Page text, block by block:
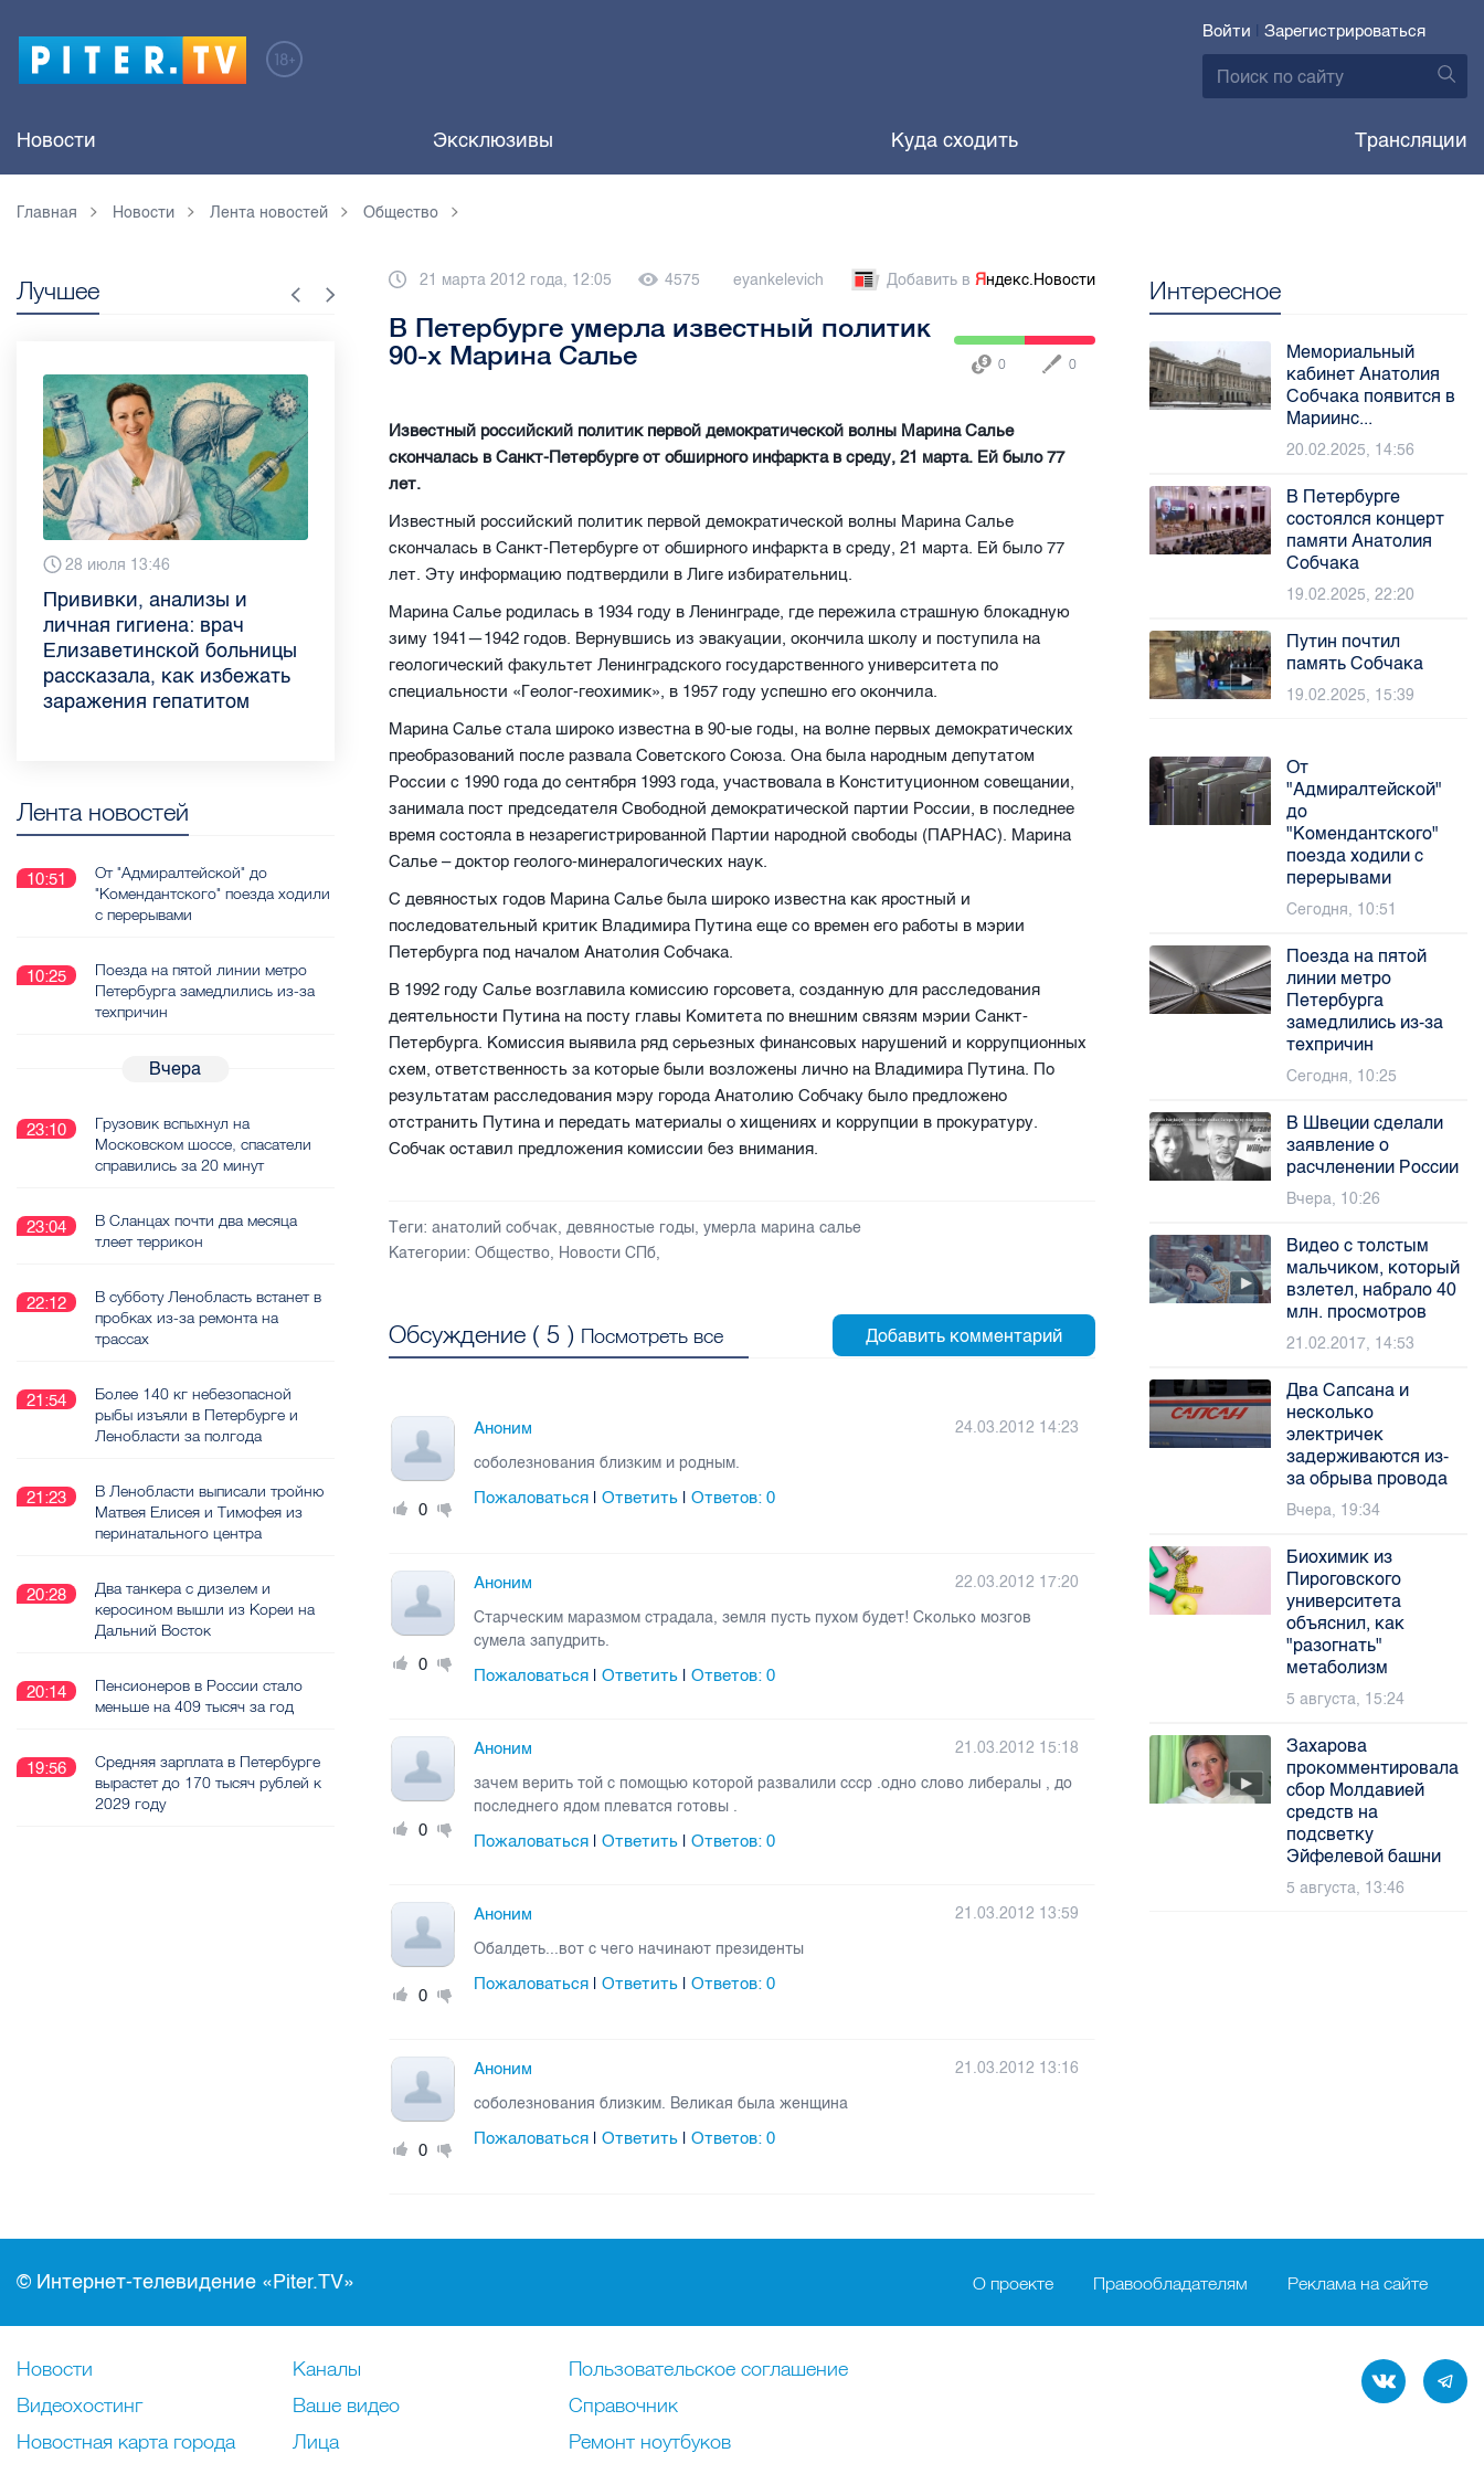
Войти | Зарегистрироваться
Новости Эксклюзивы Куда сходить Трансляции
Главная Новости Лента новостей Общество
21 марта 2012 года, 12:05 4575 eyankelevich Добавить в Яндекс.Новости
В Петербурге умерла известный политик
90-х Марина Салье
0 0
Известный российский политик первой демократической волны Марина Салье
скончалась в Санкт-Петербурге от обширного инфаркта в среду, 21 марта. Ей было 77
лет.
Известный российский политик первой демократической волны Марина Салье
скончалась в Санкт-Петербурге от обширного инфаркта в среду, 21 марта. Ей было 77
лет. Эту информацию подтвердили в Лиге избирательниц.
Марина Салье родилась в 1934 году в Ленинграде, где пережила страшную блокадную
зиму 1941—1942 годов. Вернувшись из эвакуации, окончила школу и поступила на
геологический факультет Ленинградского государственного университета по
специальности «Геолог-геохимик», в 1957 году успешно его окончила.
Марина Салье стала широко известна в 90-ые годы, на волне первых демократических
преобразований после развала Советского Союза. Она была народным депутатом
России с 1990 года до сентября 1993 года, участвовала в Конституционном совещании,
занимала пост председателя Свободной демократической партии России, в последнее
время состояла в незарегистрированной Партии народной свободы (ПАРНАС). Марина
Салье – доктор геолого-минералогических наук.
С девяностых годов Марина Салье была широко известна как яростный и
последовательный критик Владимира Путина еще со времен его работы в мэрии
Петербурга под началом Анатолия Собчака.
В 1992 году Салье возглавила комиссию горсовета, созданную для расследования
деятельности Путина на посту главы Комитета по внешним связям мэрии Санкт-
Петербурга. Комиссия выявила ряд серьезных финансовых нарушений и коррупционных
схем, ответственность за которые были возложены лично на Владимира Путина. По
результатам расследования мэру города Анатолию Собчаку было предложено
отстранить Путина и передать материалы о хищениях и коррупции в прокуратуру.
Собчак оставил предложения комиссии без внимания.
Теги: анатолий собчак,девяностые годы,умерла марина салье
Категории: Общество, Новости СПб,
Обсуждение (5 ) Посмотреть все
0
Аноним
24.03.2012 14:23
соболезнования близким и родным.
Пожаловаться |Ответить |Ответов:0
0
Аноним
22.03.2012 17:20
Старческим маразмом страдала, земля пусть пухом будет! Сколько мозгов
сумела запудрить.
Пожаловаться |Ответить |Ответов:0
0
Аноним
21.03.2012 15:18
зачем верить той с помощью которой развалили ссср .одно слово либералы , до
последнего ядом плеватся готовы .
Пожаловаться |Ответить |Ответов:0
0
Аноним
21.03.2012 13:59
Обалдеть...вот с чего начинают президенты
Пожаловаться |Ответить |Ответов:0
0
Аноним
21.03.2012 13:16
соболезнования близким. Великая была женщина
Пожаловаться |Ответить |Ответов:0
Лучшее
6 августа 9:02
Piter.TV находится в
ТОП-10 рейтинга самых
цитируемых СМИ
Петербурга и Ленобласти
во II квартале 2026 года
28 июля 13:46
Прививки, анализы и
личная гигиена: врач
Елизаветинской больницы
рассказала, как избежать
заражения гепатитом
13 июля 9:05
Как обезопасить ребенка
летом: советы педиатра
для родителей
3 июля 11:56
Проходные баллы в вузах
СПб — 2026: где самый
высокий и самый низкий
конкурс
23 июня 9:10
Врач назвала неожиданные
причины воспаления
ахиллова сухожилия летом
16 июня 11:37
Декрет без потери дохода:
эксперт рассказала о
возможностях для
работающих родителей
11 июня 12:37
Что такое рассеянный
склероз: невролог
Елизаветинской больницы
ответила на главные
вопросы о заболевании
3 июня 10:02
Бамбл с вишней и лимонад
с имбирем: какие напитки
можно приготовить дома в
жару
Лента новостей
10:51
От "Адмиралтейской" до
"Комендантского" поезда ходили
с перерывами
10:25
Поезда на пятой линии метро
Петербурга замедлились из-за
техпричин
Вчера
23:10
Грузовик вспыхнул на
Московском шоссе, спасатели
справились за 20 минут
23:04
В Сланцах почти два месяца
тлеет террикон
22:12
В субботу Ленобласть встанет в
пробках из-за ремонта на
трассах
21:54
Более 140 кг небезопасной
рыбы изъяли в Петербурге и
Ленобласти за полгода
21:23
В Ленобласти выписали тройню
Матвея Елисея и Тимофея из
перинатального центра
20:28
Два танкера с дизелем и
керосином вышли из Кореи на
Дальний Восток
20:14
Пенсионеров в России стало
меньше на 409 тысяч за год
19:56
Средняя зарплата в Петербурге
вырастет до 170 тысяч рублей к
2029 году
Интересное
Мемориальный
кабинет Анатолия
Собчака появится в
Мариинс...
20.02.2025, 14:56
В Петербурге
состоялся концерт
памяти Анатолия
Собчака
19.02.2025, 22:20
Путин почтил
память Собчака
19.02.2025, 15:39
От
"Адмиралтейской"
до
"Комендантского"
поезда ходили с
перерывами
Сегодня, 10:51
Поезда на пятой
линии метро
Петербурга
замедлились из-за
техпричин
Сегодня, 10:25
В Швеции сделали
заявление о
расчленении России
Вчера, 10:26
Видео с толстым
мальчиком, который
взлетел, набрало 40
млн. просмотров
21.02.2017, 14:53
Два Сапсана и
несколько
электричек
задерживаются из-
за обрыва провода
Вчера, 19:34
Биохимик из
Пироговского
университета
объяснил, как
"разогнать"
метаболизм
5 августа, 15:24
Захарова
прокомментировала
сбор Молдавией
средств на
подсветку
Эйфелевой башни
5 августа, 13:46
© Интернет-телевидение «Piter.TV» О проекте Правообладателям Реклама на сайте
Новости
Видеохостинг
Новостная карта города
Каналы
Ваше видео
Лица
Пользовательское соглашение
Справочник
Ремонт нoутбуков